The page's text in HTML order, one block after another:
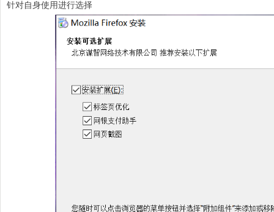
针对自身使用进行选择